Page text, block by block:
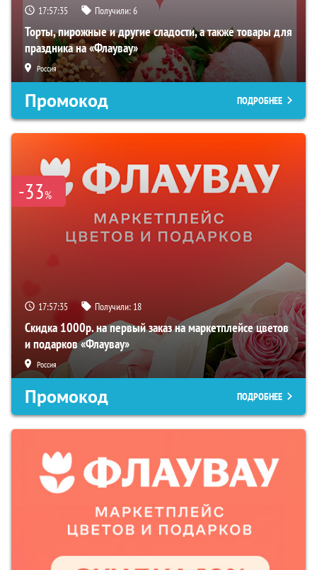
17:57:34 Получили:6
Торты, пирожные и другие сладости, а также товары для
праздника на «Флаувау»
Россия
Промокод ПОДРОБНЕЕ
-33%
17:57:34 Получили: 18
Скидка 1000р. на первый заказ на маркетплейсе цветов
и подарков «Флаувау»
Россия
Промокод ПОДРОБНЕЕ